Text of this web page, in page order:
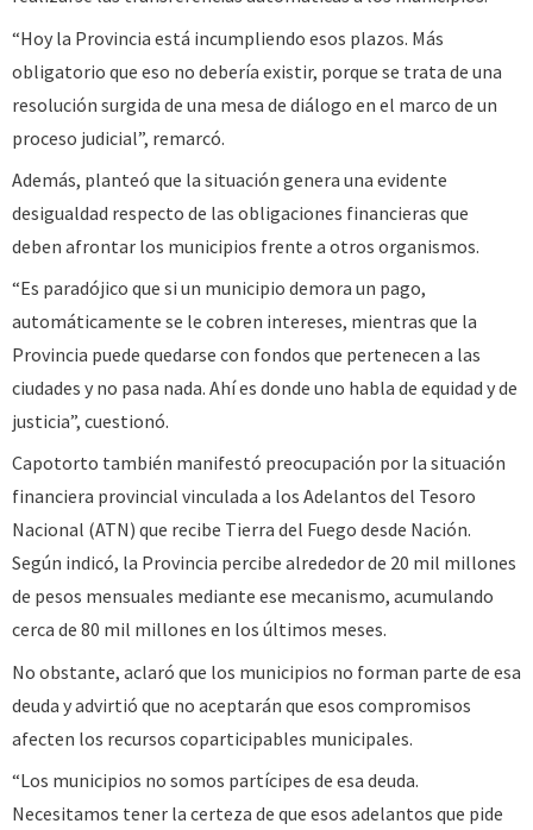
“Hoy la Provincia está incumpliendo esos plazos. Más
obligatorio que eso no debería existir, porque se trata de una
resolución surgida de una mesa de diálogo en el marco de un
proceso judicial”, remarcó.
Además, planteó que la situación genera una evidente
desigualdad respecto de las obligaciones financieras que
deben afrontar los municipios frente a otros organismos.
“Es paradójico que si un municipio demora un pago,
automáticamente se le cobren intereses, mientras que la
Provincia puede quedarse con fondos que pertenecen a las
ciudades y no pasa nada. Ahí es donde uno habla de equidad y de
justicia”, cuestionó.
Capotorto también manifestó preocupación por la situación
financiera provincial vinculada a los Adelantos del Tesoro
Nacional (ATN) que recibe Tierra del Fuego desde Nación.
Según indicó, la Provincia percibe alrededor de 20 mil millones
de pesos mensuales mediante ese mecanismo, acumulando
cerca de 80 mil millones en los últimos meses.
No obstante, aclaró que los municipios no forman parte de esa
deuda y advirtió que no aceptarán que esos compromisos
afecten los recursos coparticipables municipales.
“Los municipios no somos partícipes de esa deuda.
Necesitamos tener la certeza de que esos adelantos que pide